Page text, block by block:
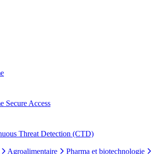
Secure Access
Threat Detection (CTD)
Agroalimentaire
Pharma et biotechnologie